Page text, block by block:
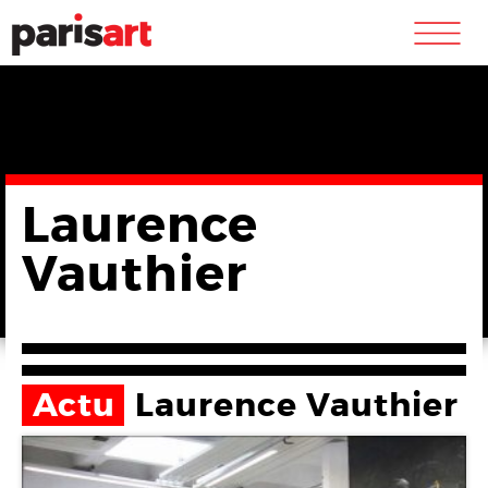
m
Laurence
Vauthier
Actu Laurence Vauthier